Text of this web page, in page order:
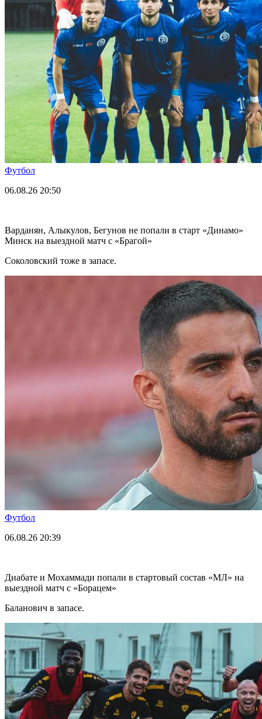
Футбол
06.08.26 20:50
Варданян, Алыкулов, Бегунов не попали в старт «Динамо»
Минск на выездной матч с «Брагой»
Соколовский тоже в запасе.
Футбол
06.08.26 20:39
Диабате и Мохаммади попали в стартовый состав «МЛ» на
выездной матч с «Борацем»
Баланович в запасе.